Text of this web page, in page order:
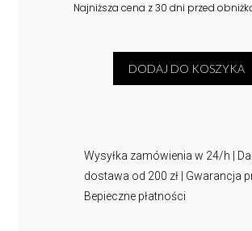
wynosiła:
Najniższa cena z 30 dni przed
DODAJ DO KOSZYKA
Wysyłka zamówienia w 24/h |
dostawa od 200 zł | Gwarancja
Bepieczne płatności